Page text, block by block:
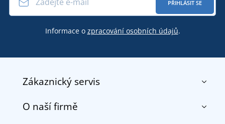
PŘIHLÁSIT SE
Informace o zpracování osobních údajů.
Zákaznický servis
Kontakt
O naší firmě